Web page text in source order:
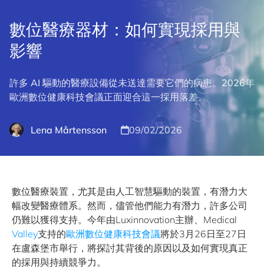
數位醫療器材：如何實現採用與
影響
許多 AI 驅動的醫療設備從未送達需要它們的病患。2026年
歐洲數位健康科技會議正面迎合這一採用落差。
Lena Mårtensson 09/02/2026
數位醫療裝置，尤其是由人工智慧驅動的裝置，有潛力大
幅改變醫療體系。然而，儘管他們能力有潛力，許多公司
仍難以獲得支持。今年由Luxinnovation主辦、Medical
Valley支持的歐洲數位健康科技會議將於3月26日至27日
在盧森堡市舉行，將探討其背後的原因以及如何實現真正
的採用與持續競爭力。